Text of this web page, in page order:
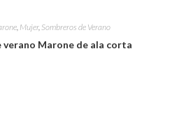
, Mujer, Sombreros de Verano
verano Marone de ala corta